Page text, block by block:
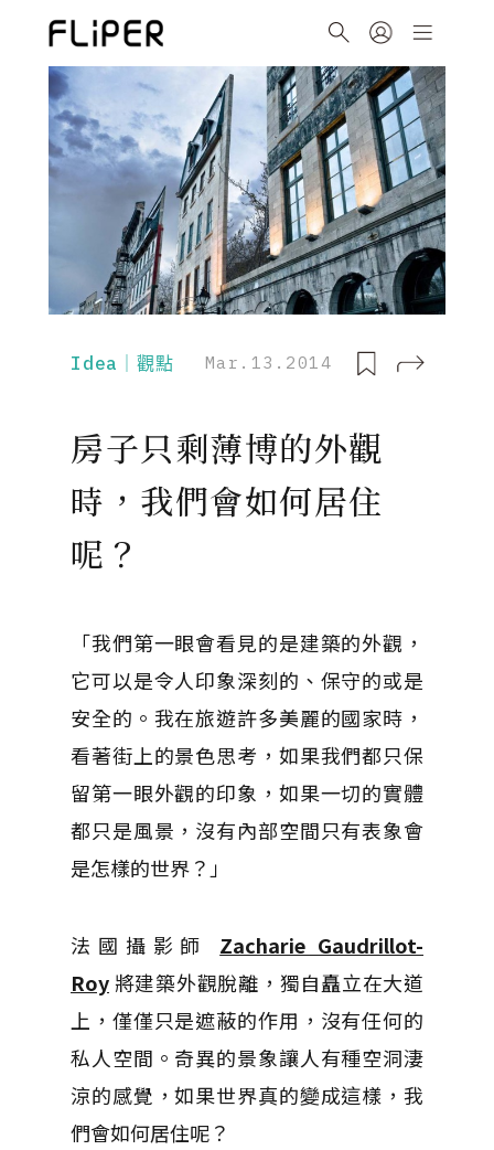
Idea｜觀點 Mar.13.2014
房子只剩薄博的外觀
時，我們會如何居住
呢？
「我們第一眼會看見的是建築的外觀，
它可以是令人印象深刻的、保守的或是
安全的。我在旅遊許多美麗的國家時，
看著街上的景色思考，如果我們都只保
留第一眼外觀的印象，如果一切的實體
都只是風景，沒有內部空間只有表象會
是怎樣的世界？」
法國攝影師 Zacharie Gaudrillot-
Roy將建築外觀脫離，獨自矗立在大道
上，僅僅只是遮蔽的作用，沒有任何的
私人空間。奇異的景象讓人有種空洞淒
涼的感覺，如果世界真的變成這樣，我
們會如何居住呢？